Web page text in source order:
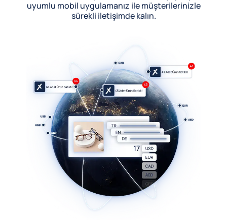
uyumlu mobil uygulamanız ile müşterilerinizle
sürekli iletişimde kalın.